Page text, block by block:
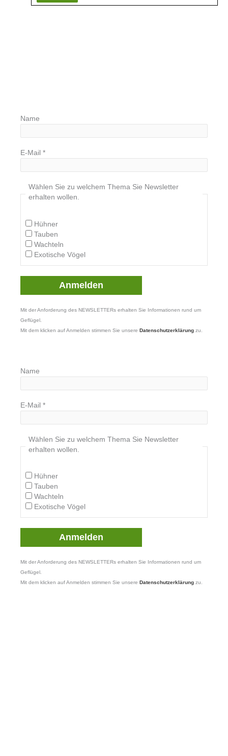
Name
E-Mail *
Wählen Sie zu welchem Thema Sie Newsletter
erhalten wollen.
Hühner
Tauben
Wachteln
Exotische Vögel
Mit der Anforderung des NEWSLETTERs erhalten Sie Informationen rund um
Geflügel.
Mit dem klicken auf Anmelden stimmen Sie unsere Datenschutzerklärung zu.
Name
E-Mail *
Wählen Sie zu welchem Thema Sie Newsletter
erhalten wollen.
Hühner
Tauben
Wachteln
Exotische Vögel
Mit der Anforderung des NEWSLETTERs erhalten Sie Informationen rund um
Geflügel.
Mit dem klicken auf Anmelden stimmen Sie unsere Datenschutzerklärung zu.